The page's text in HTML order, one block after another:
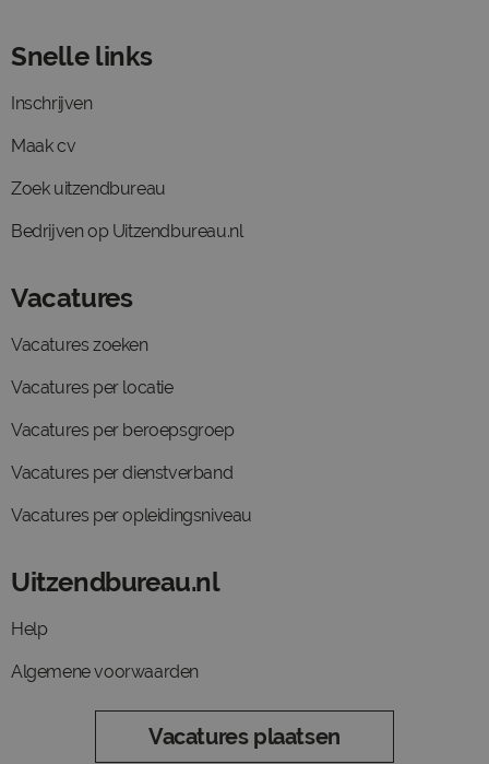
Snelle links
Inschrijven
Maak cv
Zoek uitzendbureau
Bedrijven op Uitzendbureau.nl
Vacatures
Vacatures zoeken
Vacatures per locatie
Vacatures per beroepsgroep
Vacatures per dienstverband
Vacatures per opleidingsniveau
Uitzendbureau.nl
Help
Algemene voorwaarden
Vacatures plaatsen